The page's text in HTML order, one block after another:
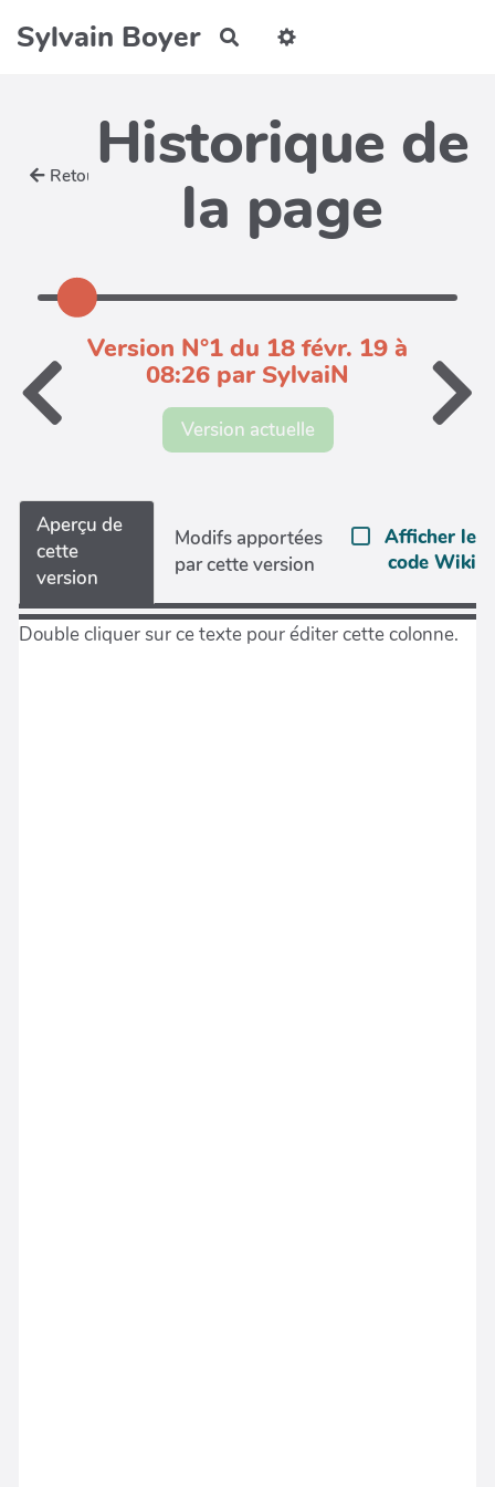
Aller au contenu principal
Sylvain Boyer Rechercher
Retour Historique de
la page
Version N°1 du 18 févr. 19 à
08:26 par SylvaiN
Version actuelle
Aperçu de
cette
version
Modifs apportées
par cette version
Afficher le
code Wiki